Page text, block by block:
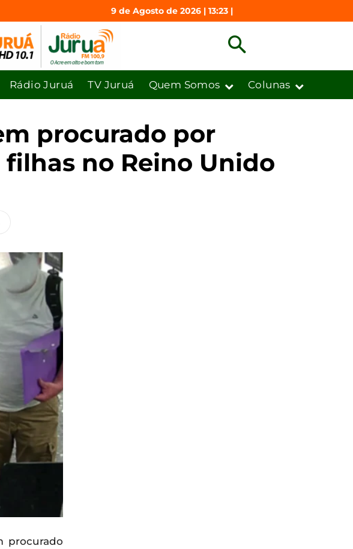
9 de Agosto de 2026 | 13:23 |
Rádio Juruá TV Juruá Quem Somos Colunas
procurado por
no Reino Unido
procurado